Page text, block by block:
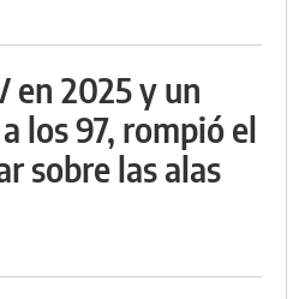
en 2025 y un
los 97, rompió el
sobre las alas